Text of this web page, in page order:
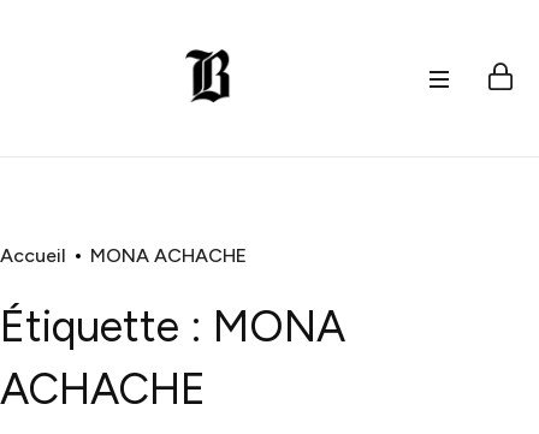
Accueil MONA ACHACHE
Étiquette : MONA
ACHACHE